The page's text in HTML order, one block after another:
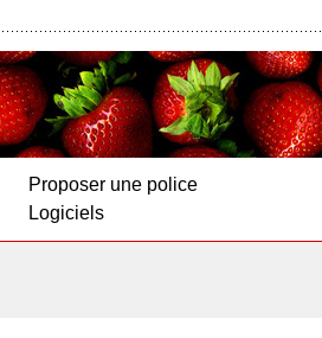
Proposer une police
Logiciels